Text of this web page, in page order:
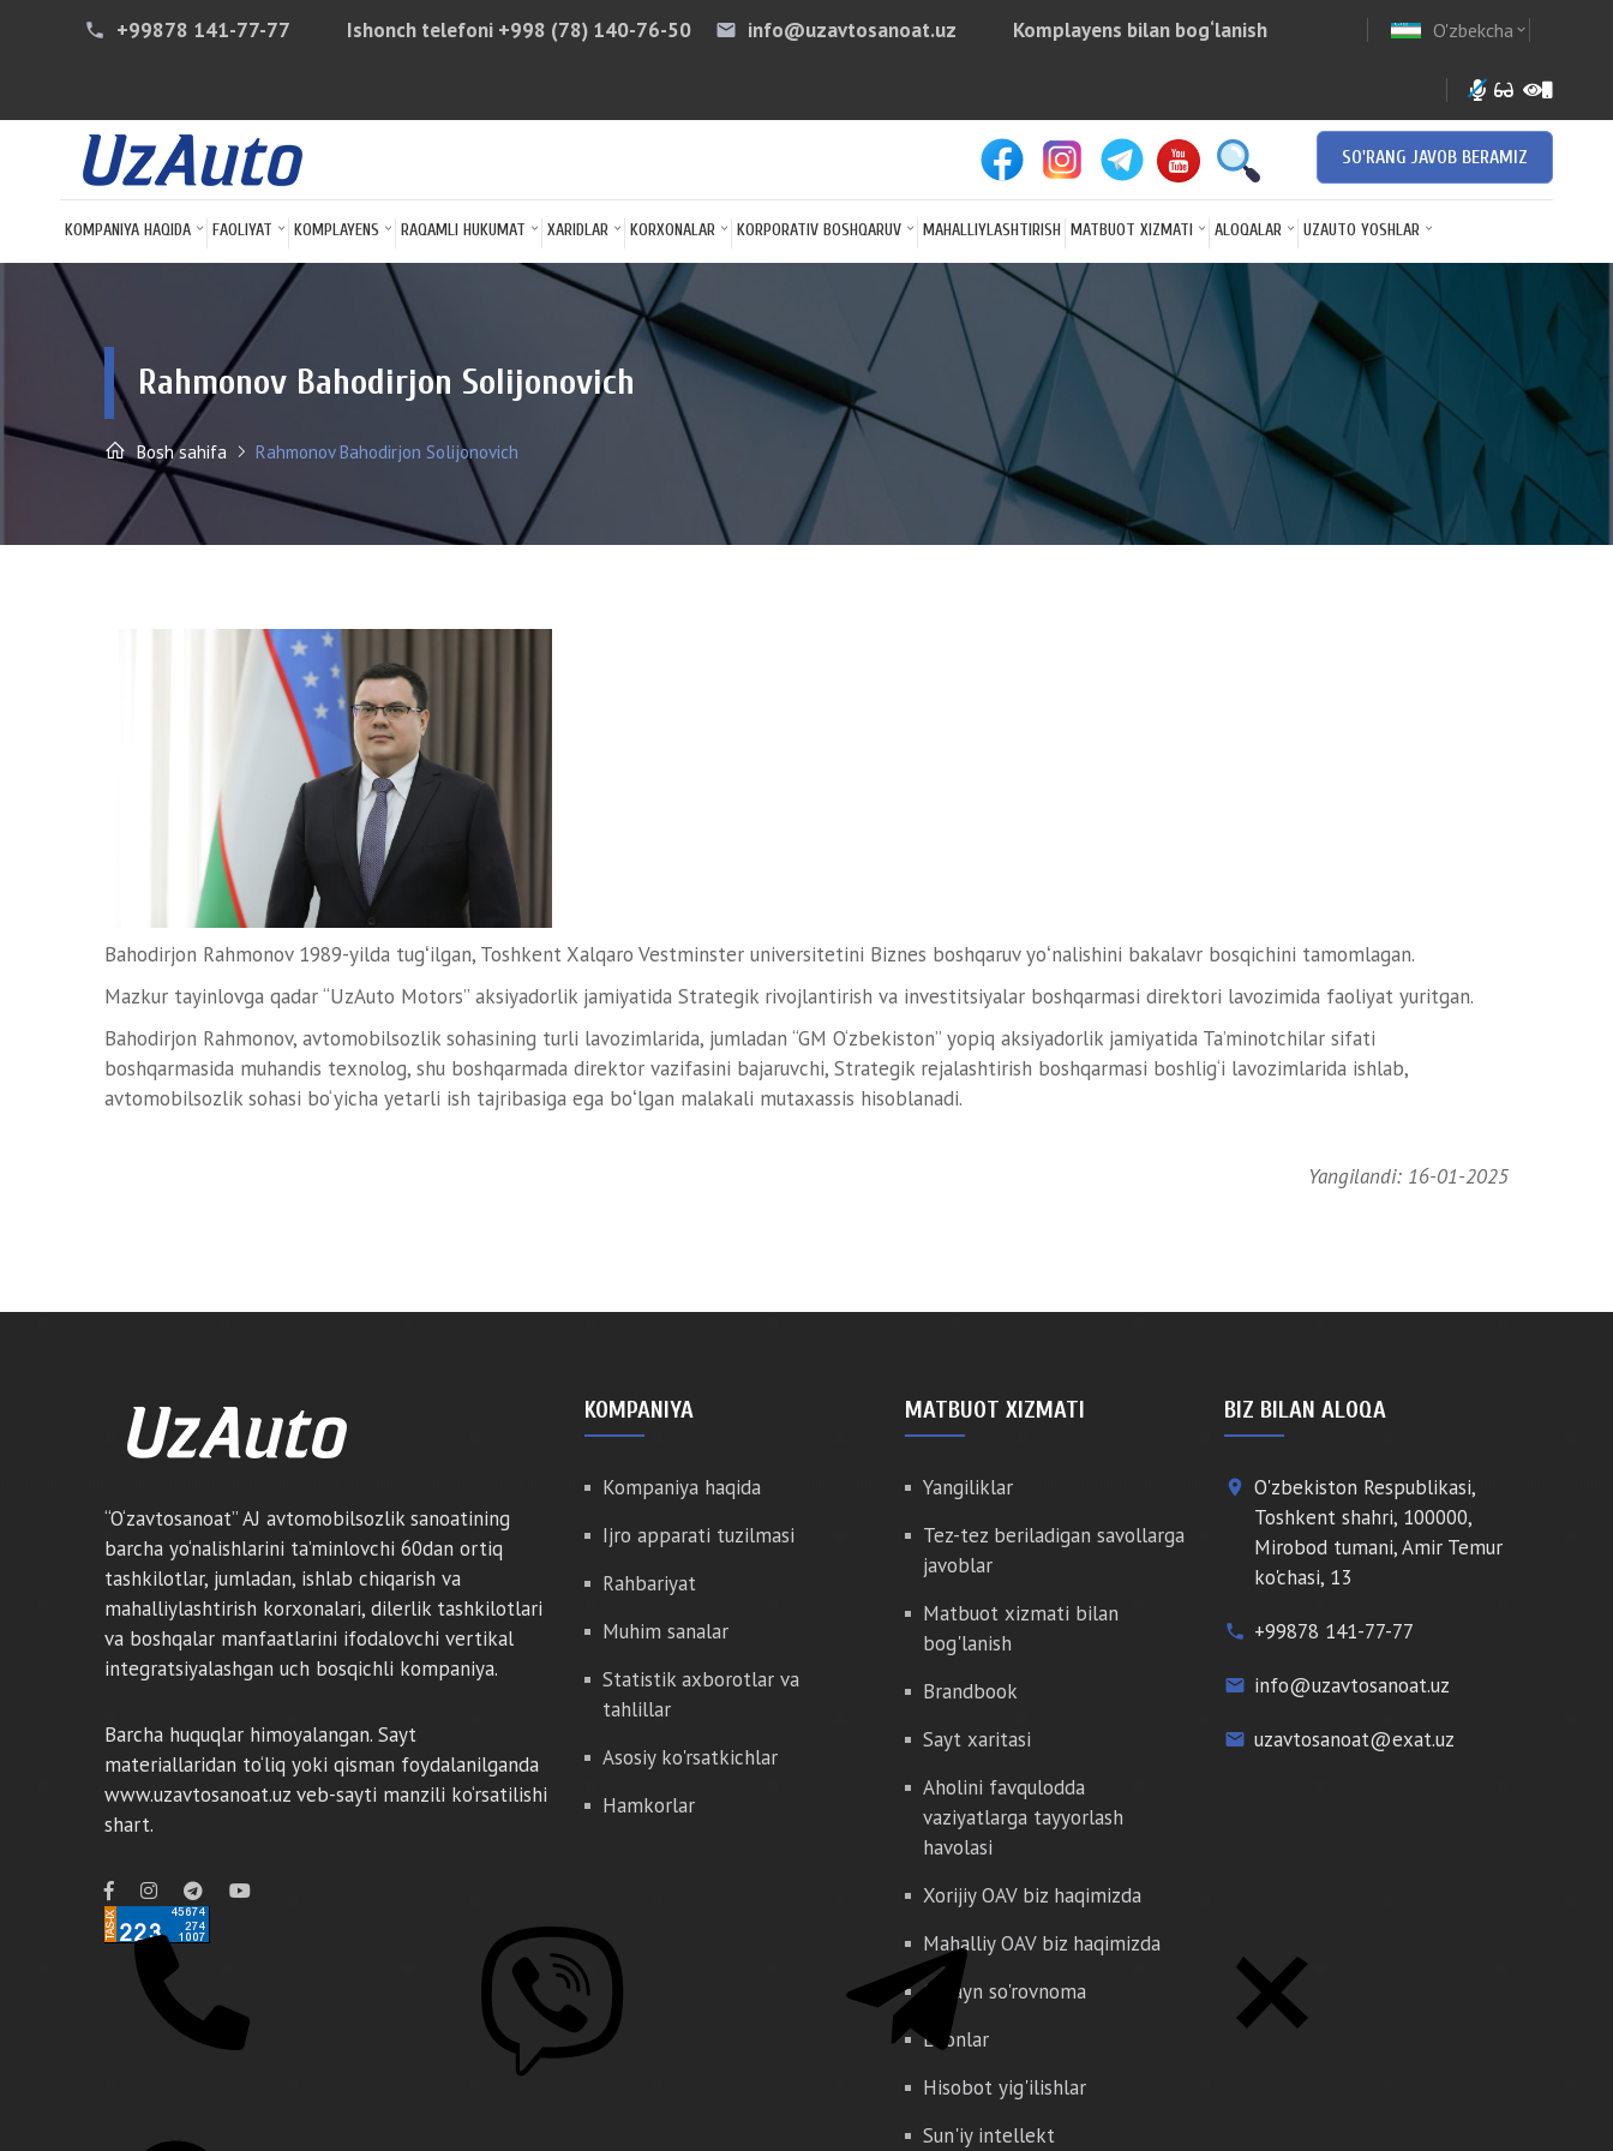
phone +99878 141-77-77 Ishonch telefoni +998 (78) 140-76-50 email info@uzavtosanoat.uz arrow
Komplayens bilan bog‘lanish O'zbekcha expand_more
SO'RANG JAVOB BERAMIZ
KOMPANIYA HAQIDA FAOLIYAT KOMPLAYENS RAQAMLI HUKUMAT XARIDLAR KORXONALAR KORPORATIV BOSHQARUV MAHALLIYLASHTIRISH MATBUOT XIZMATI ALOQALAR UZAUTO YOSHLAR
Rahmonov Bahodirjon Solijonovich
Bosh sahifa Rahmonov Bahodirjon Solijonovich
Bahodirjon Rahmonov 1989-yilda tugʻilgan, Toshkent Xalqaro Vestminster universitetini Biznes boshqaruv yoʻnalishini bakalavr bosqichini tamomlagan.
Mazkur tayinlovga qadar “UzAuto Motors” aksiyadorlik jamiyatida Strategik rivojlantirish va investitsiyalar boshqarmasi direktori lavozimida faoliyat yuritgan.
Bahodirjon Rahmonov, avtomobilsozlik sohasining turli lavozimlarida, jumladan “GM O‘zbekiston” yopiq aksiyadorlik jamiyatida Ta’minotchilar sifati
boshqarmasida muhandis texnolog, shu boshqarmada direktor vazifasini bajaruvchi, Strategik rejalashtirish boshqarmasi boshlig‘i lavozimlarida ishlab,
avtomobilsozlik sohasi bo‘yicha yetarli ish tajribasiga ega boʻlgan malakali mutaxassis hisoblanadi.
Yangilandi: 16-01-2025
“O‘zavtosanoat” AJ avtomobilsozlik sanoatining
barcha yo‘nalishlarini ta’minlovchi 60dan ortiq
tashkilotlar, jumladan, ishlab chiqarish va
mahalliylashtirish korxonalari, dilerlik tashkilotlari
va boshqalar manfaatlarini ifodalovchi vertikal
integratsiyalashgan uch bosqichli kompaniya.
Barcha huquqlar himoyalangan. Sayt
materiallaridan to‘liq yoki qisman foydalanilganda
www.uzavtosanoat.uz veb-sayti manzili ko‘rsatilishi
shart.
KOMPANIYA
Kompaniya haqida
Ijro apparati tuzilmasi
Rahbariyat
Muhim sanalar
Statistik axborotlar va
tahlillar
Asosiy ko'rsatkichlar
Hamkorlar
MATBUOT XIZMATI
Yangiliklar
Tez-tez beriladigan savollarga
javoblar
Matbuot xizmati bilan
bog'lanish
Brandbook
Sayt xaritasi
Aholini favqulodda
vaziyatlarga tayyorlash
havolasi
Xorijiy OAV biz haqimizda
Mahalliy OAV biz haqimizda
Onlayn so'rovnoma
E'lonlar
Hisobot yig'ilishlar
Sun'iy intellekt
BIZ BILAN ALOQA
place O'zbekiston Respublikasi,
Toshkent shahri, 100000,
Mirobod tumani, Amir Temur
ko'chasi, 13
phone +99878 141-77-77
email info@uzavtosanoat.uz
email uzavtosanoat@exat.uz